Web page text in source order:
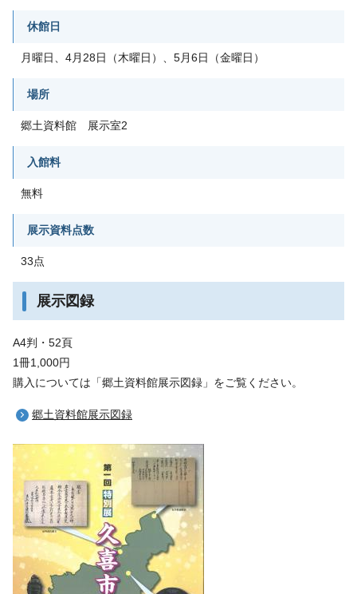
休館日
月曜日、4月28日（木曜日）、5月6日（金曜日）
場所
郷土資料館 展示室2
入館料
無料
展示資料点数
33点
展示図録
A4判・52頁
1冊1,000円
購入については「郷土資料館展示図録」をご覧ください。
郷土資料館展示図録